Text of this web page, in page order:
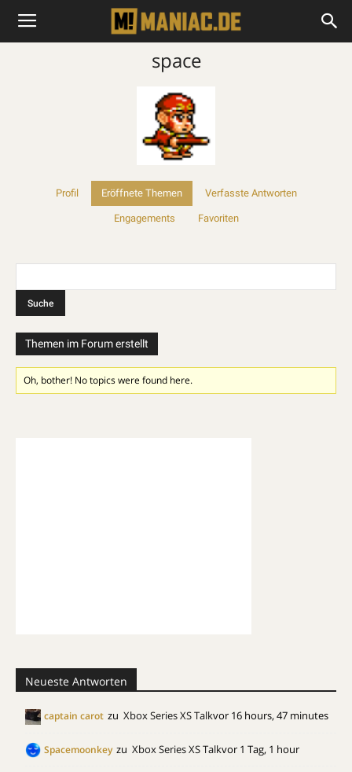
space
Profil Eröffnete Themen Verfasste Antworten
Engagements Favoriten
Themen im Forum erstellt
Oh, bother! No topics were found here.
Neueste Antworten
captain carot zu Xbox Series XS Talkvor 16 hours, 47 minutes
Spacemoonkey zu Xbox Series XS Talkvor 1 Tag, 1 hour